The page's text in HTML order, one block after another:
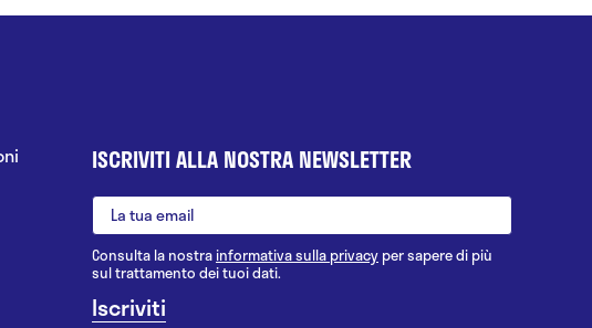
ISCRIVITI ALLA NOSTRA NEWSLETTER
Consulta la nostrainformativa sulla privacy per sapere di più
sul trattamento dei tuoi dati.